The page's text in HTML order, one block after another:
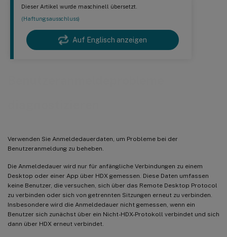
Dieser Artikel wurde maschinell übersetzt.
(Haftungsausschluss)
Auf Englisch anzeigen
Verwenden Sie Anmeldedauerdaten, um Probleme bei der
Benutzeranmeldung zu beheben.
Die Anmeldedauer wird nur für anfängliche Verbindungen zu einem
Desktop oder einer App über HDX gemessen. Diese Daten umfassen
keine Benutzer, die versuchen, sich über das Remote Desktop Protocol
zu verbinden oder sich von getrennten Sitzungen erneut zu verbinden.
Insbesondere wird die Anmeldedauer nicht gemessen, wenn ein
Benutzer sich zunächst über ein Nicht-HDX-Protokoll verbindet und sich
dann über HDX erneut verbindet.